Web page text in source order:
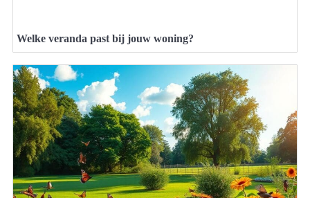
Welke veranda past bij jouw woning?